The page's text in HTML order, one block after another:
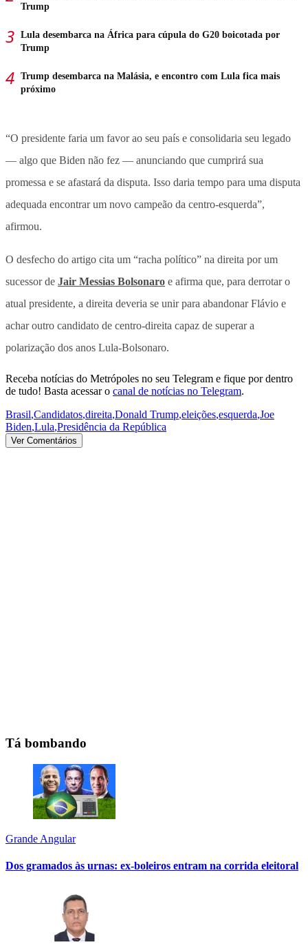
Trump
Lula desembarca na África para cúpula do G20 boicotada por
Trump
Trump desembarca na Malásia, e encontro com Lula fica mais
próximo
“O presidente faria um favor ao seu país e consolidaria seu legado
— algo que Biden não fez — anunciando que cumprirá sua
promessa e se afastará da disputa. Isso daria tempo para uma disputa
adequada encontrar um novo campeão da centro-esquerda”,
afirmou.
O desfecho do artigo cita um “racha político” na direita por um
sucessor de Jair Messias Bolsonaro e afirma que, para derrotar o
atual presidente, a direita deveria se unir para abandonar Flávio e
achar outro candidato de centro-direita capaz de superar a
polarização dos anos Lula-Bolsonaro.
Receba notícias do Metrópoles no seu Telegram e fique por dentro
de tudo! Basta acessar o canal de notícias no Telegram.
Brasil,Candidatos,direita,Donald Trump,eleições,esquerda,Joe
Biden,Lula,Presidência da República
Ver Comentários
Tá bombando
Grande Angular
Dos gramados às urnas: ex-boleiros entram na corrida eleitoral